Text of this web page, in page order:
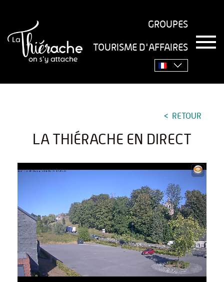
GROUPES
TOURISME D'AFFAIRES
T
o
i
Accueil› La Thiérache en direct
RETOUR
LA THIÉRACHE EN DIRECT